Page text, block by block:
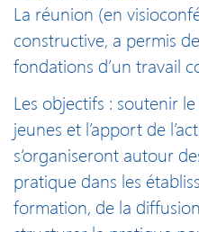
La réunion (en
constructive, a permis
fondations d’un travail
Les objectifs : soutenir
jeunes et l’apport de
s‘organiseront autour
pratique dans les
formation, de la